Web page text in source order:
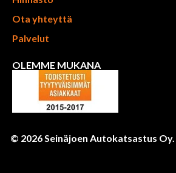
Ota yhteyttä
Palvelut
OLEMME MUKANA
© 2026 Seinäjoen Autokatsastus